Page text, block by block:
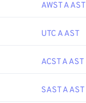
AWST A AST
UTC A AST
ACST A AST
SAST A AST